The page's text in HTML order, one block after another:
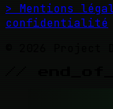
> Mentions
confidentialité